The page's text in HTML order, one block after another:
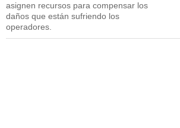
asignen recursos para compensar los
daños que están sufriendo los
operadores.